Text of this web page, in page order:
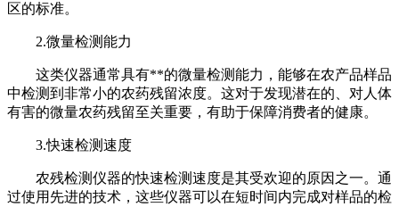
区的标准。
2.微量检测能力
这类仪器通常具有**的微量检测能力，能够在农产品样品
中检测到非常小的农药残留浓度。这对于发现潜在的、对人体
有害的微量农药残留至关重要，有助于保障消费者的健康。
3.快速检测速度
农残检测仪器的快速检测速度是其受欢迎的原因之一。通
过使用先进的技术，这些仪器可以在短时间内完成对样品的检